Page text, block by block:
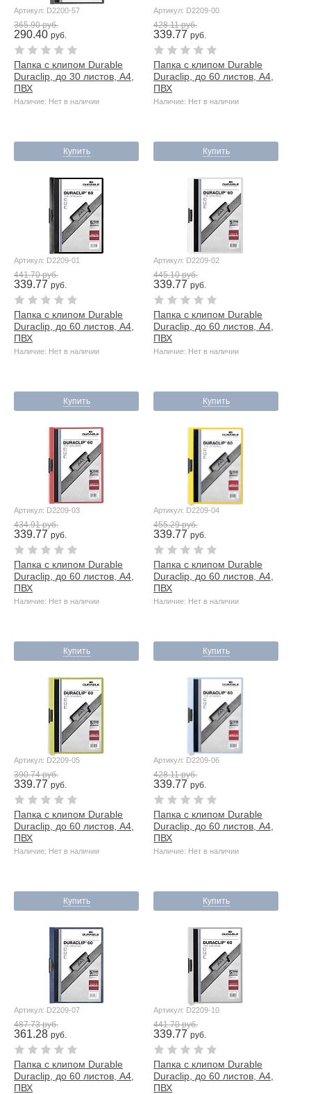
Артикул: D2200-57
365.90 руб.
290.40 руб.
Папка с клипом Durable
Duraclip, до 30 листов, А4,
ПВХ
Наличие: Нет в наличии
Купить
Артикул: D2209-00
428.11 руб.
339.77руб.
Папка с клипом Durable
Duraclip, до 60 листов, А4,
ПВХ
Наличие: Нет в наличии
Купить
Артикул: D2209-01
441.70 руб.
339.77 руб.
Папка с клипом Durable
Duraclip, до 60 листов, А4,
ПВХ
Наличие: Нет в наличии
Купить
Артикул: D2209-02
445.10 руб.
339.77руб.
Папка с клипом Durable
Duraclip, до 60 листов, А4,
ПВХ
Наличие: Нет в наличии
Купить
Артикул: D2209-03
434.91 руб.
339.77 руб.
Папка с клипом Durable
Duraclip, до 60 листов, А4,
ПВХ
Наличие: Нет в наличии
Купить
Артикул: D2209-04
455.29 руб.
339.77руб.
Папка с клипом Durable
Duraclip, до 60 листов, А4,
ПВХ
Наличие: Нет в наличии
Купить
Артикул: D2209-05
390.74 руб.
339.77 руб.
Папка с клипом Durable
Duraclip, до 60 листов, А4,
ПВХ
Наличие: Нет в наличии
Купить
Артикул: D2209-06
428.11 руб.
339.77руб.
Папка с клипом Durable
Duraclip, до 60 листов, А4,
ПВХ
Наличие: Нет в наличии
Купить
Артикул: D2209-07
487.73 руб.
361.28 руб.
Папка с клипом Durable
Duraclip, до 60 листов, А4,
ПВХ
Артикул: D2209-10
441.70 руб.
339.77руб.
Папка с клипом Durable
Duraclip, до 60 листов, А4,
ПВХ